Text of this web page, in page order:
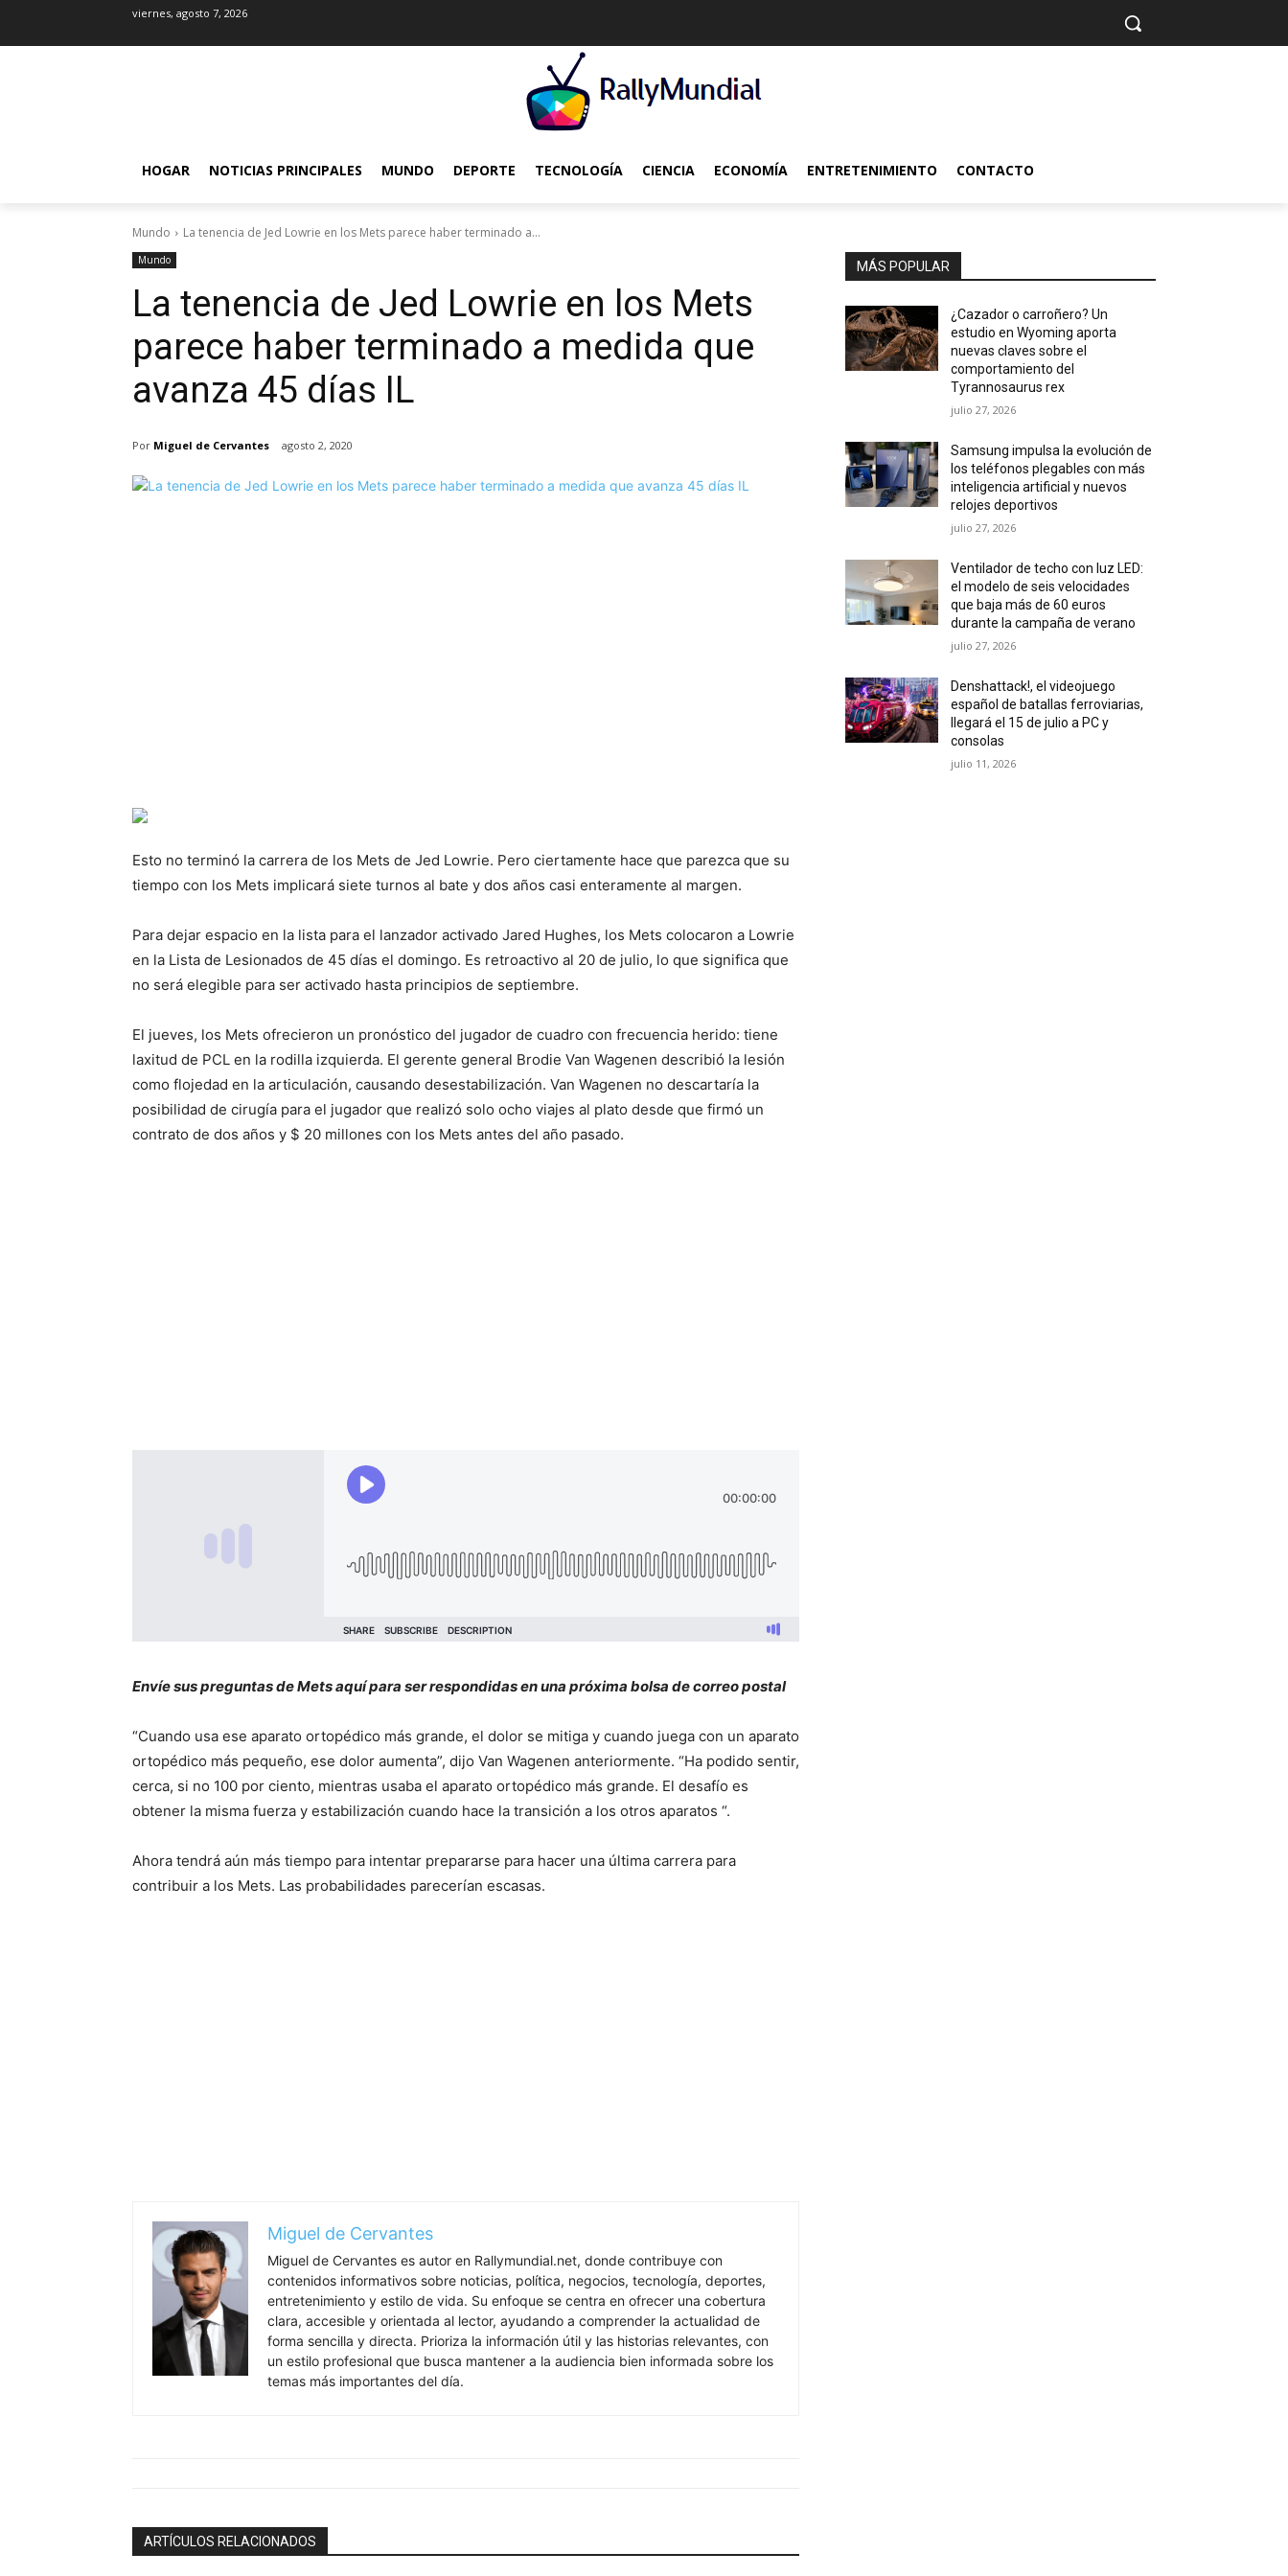
viernes, agosto 7, 2026
HOGAR NOTICIAS PRINCIPALES MUNDO DEPORTE TECNOLOGÍA CIENCIA ECONOMÍA ENTRETENIMIENTO CONTACTO
Mundo La tenencia de Jed Lowrie en los Mets parece haber terminado a...
Mundo
La tenencia de Jed Lowrie en los Mets
parece haber terminado a medida que
avanza 45 días IL
Por Miguel de Cervantes agosto 2, 2020
Esto no terminó la carrera de los Mets de Jed Lowrie. Pero ciertamente hace que parezca que su
tiempo con los Mets implicará siete turnos al bate y dos años casi enteramente al margen.
Para dejar espacio en la lista para el lanzador activado Jared Hughes, los Mets colocaron a Lowrie
en la Lista de Lesionados de 45 días el domingo. Es retroactivo al 20 de julio, lo que significa que
no será elegible para ser activado hasta principios de septiembre.
El jueves, los Mets ofrecieron un pronóstico del jugador de cuadro con frecuencia herido: tiene
laxitud de PCL en la rodilla izquierda. El gerente general Brodie Van Wagenen describió la lesión
como flojedad en la articulación, causando desestabilización. Van Wagenen no descartaría la
posibilidad de cirugía para el jugador que realizó solo ocho viajes al plato desde que firmó un
contrato de dos años y $ 20 millones con los Mets antes del año pasado.
Envíe sus preguntas de Mets aquí para ser respondidas en una próxima bolsa de correo postal
“Cuando usa ese aparato ortopédico más grande, el dolor se mitiga y cuando juega con un aparato
ortopédico más pequeño, ese dolor aumenta”, dijo Van Wagenen anteriormente. “Ha podido sentir,
cerca, si no 100 por ciento, mientras usaba el aparato ortopédico más grande. El desafío es
obtener la misma fuerza y ​​estabilización cuando hace la transición a los otros aparatos “.
Ahora tendrá aún más tiempo para intentar prepararse para hacer una última carrera para
contribuir a los Mets. Las probabilidades parecerían escasas.
Miguel de Cervantes
Miguel de Cervantes es autor en Rallymundial.net, donde contribuye con
contenidos informativos sobre noticias, política, negocios, tecnología, deportes,
entretenimiento y estilo de vida. Su enfoque se centra en ofrecer una cobertura
clara, accesible y orientada al lector, ayudando a comprender la actualidad de
forma sencilla y directa. Prioriza la información útil y las historias relevantes, con
un estilo profesional que busca mantener a la audiencia bien informada sobre los
temas más importantes del día.
ARTÍCULOS RELACIONADOS
MÁS POPULAR
¿Cazador o carroñero? Un
estudio en Wyoming aporta
nuevas claves sobre el
comportamiento del
Tyrannosaurus rex
julio 27, 2026
Samsung impulsa la evolución de
los teléfonos plegables con más
inteligencia artificial y nuevos
relojes deportivos
julio 27, 2026
Ventilador de techo con luz LED:
el modelo de seis velocidades
que baja más de 60 euros
durante la campaña de verano
julio 27, 2026
Denshattack!, el videojuego
español de batallas ferroviarias,
llegará el 15 de julio a PC y
consolas
julio 11, 2026